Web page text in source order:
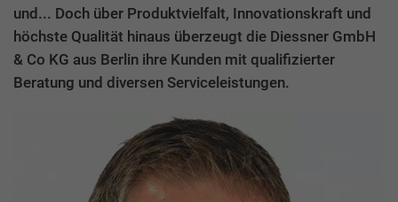
und... Doch über Produktvielfalt, Innovationskraft und
höchste Qualität hinaus überzeugt die Diessner GmbH
& Co KG aus Berlin ihre Kunden mit qualifizierter
Beratung und diversen Serviceleistungen.